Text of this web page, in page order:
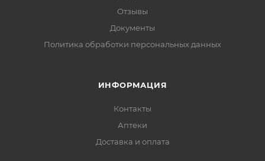
Отзывы
Документы
Политика обработки персональных данных
ИНФОРМАЦИЯ
Контакты
Аптеки
Доставка и оплата